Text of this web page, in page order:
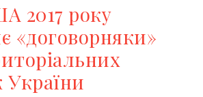
2017 року
«договорняки»
України